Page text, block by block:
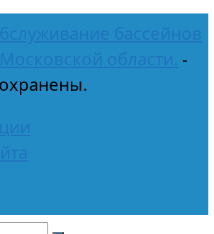
бассейнов
области. -